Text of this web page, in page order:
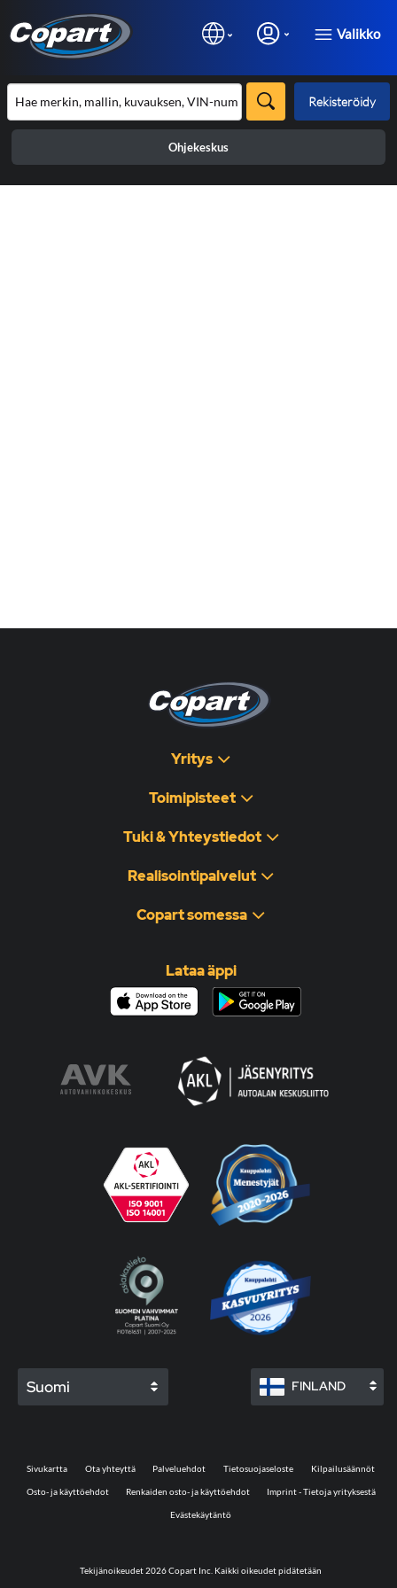
Valikko
Rekisteröidy
Ohjekeskus
Yritys
Toimipisteet
Tuki & Yhteystiedot
Realisointipalvelut
Copart somessa
Lataa äppi
Suomi FINLAND
Tekijänoikeudet 2026 Copart Inc. Kaikki oikeudet pidätetään
Sivukartta Ota yhteyttä Palveluehdot Tietosuojaseloste Kilpailusäännöt
Osto- ja käyttöehdot Renkaiden osto- ja käyttöehdot Imprint - Tietoja yrityksestä
Evästekäytäntö